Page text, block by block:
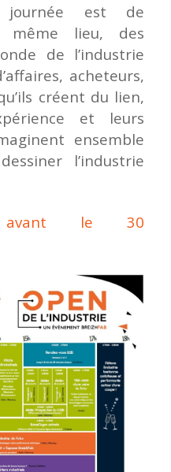
journée est de
même lieu, des
de l’industrie
acheteurs,
créent du lien,
et leurs
ensemble
l’industrie
avant le 30